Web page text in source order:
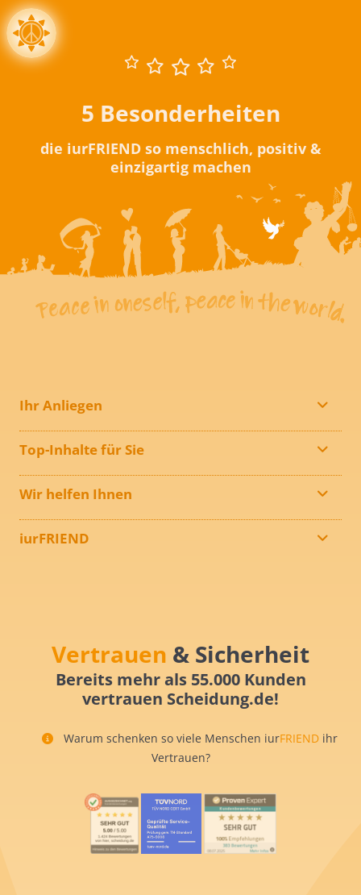
5 Besonderheiten
die iurFRIEND so menschlich, positiv &
einzigartig machen
Ihr Anliegen
Top-Inhalte für Sie
Wir helfen Ihnen
iurFRIEND
Vertrauen & Sicherheit
Bereits mehr als 55.000 Kunden
vertrauen Scheidung.de!
Warum schenken so viele Menschen iurFRIEND ihr
Vertrauen?